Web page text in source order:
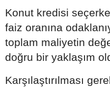
Konut kredisi
faiz oranına
toplam maliyetin
doğru bir yaklaşım
Karşılaştırılması